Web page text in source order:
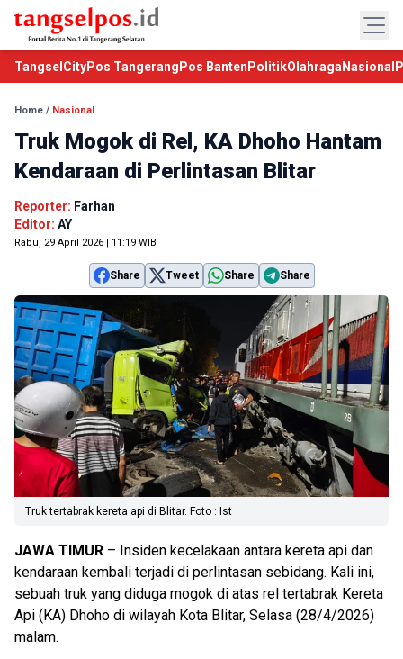
TangselCityPos Tangerang Pos Banten PolitikOlahraga Nasional
Home / Nasional
Truk Mogok di Rel, KA Dhoho Hantam
Kendaraan di Perlintasan Blitar
Reporter: Farhan
Editor: AY
Rabu, 29 April 2026 | 11:19 WIB
Share Tweet Share Share
Truk tertabrak kereta api di Blitar. Foto : Ist
JAWA TIMUR – Insiden kecelakaan antara kereta api dan
kendaraan kembali terjadi di perlintasan sebidang. Kali ini,
sebuah truk yang diduga mogok di atas rel tertabrak Kereta
Api (KA) Dhoho di wilayah Kota Blitar, Selasa (28/4/2026)
malam.